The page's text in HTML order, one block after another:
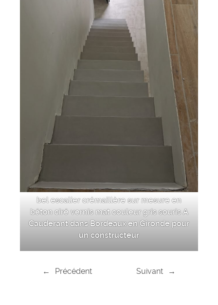
bel escalier crémaillère sur mesure en
béton ciré vernis mat couleur gris souris A
Cauderant dans Bordeaux en Gironde pour
un constructeur
← Précédent Suivant →